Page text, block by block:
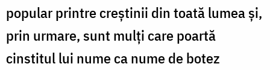
popular printre creștinii din toată lumea și,
prin urmare, sunt mulți care poartă
cinstitul lui nume ca nume de botez